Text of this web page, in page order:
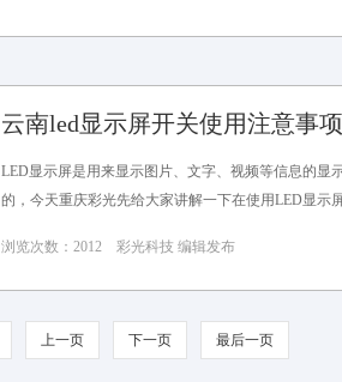
云南led显示屏开关使用注意事项
LED显示屏是用来显示图片、文字、视频等信息的显
的，今天重庆彩光先给大家讲解一下在使用LED显示
浏览次数：2012 彩光科技 编辑发布
上一页 下一页 最后一页